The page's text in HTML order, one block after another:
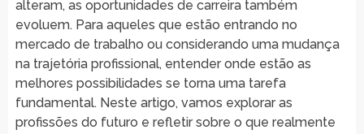
alteram, as oportunidades de carreira também
evoluem. Para aqueles que estão entrando no
mercado de trabalho ou considerando uma mudança
na trajetória profissional, entender onde estão as
melhores possibilidades se torna uma tarefa
fundamental. Neste artigo, vamos explorar as
profissões do futuro e refletir sobre o que realmente